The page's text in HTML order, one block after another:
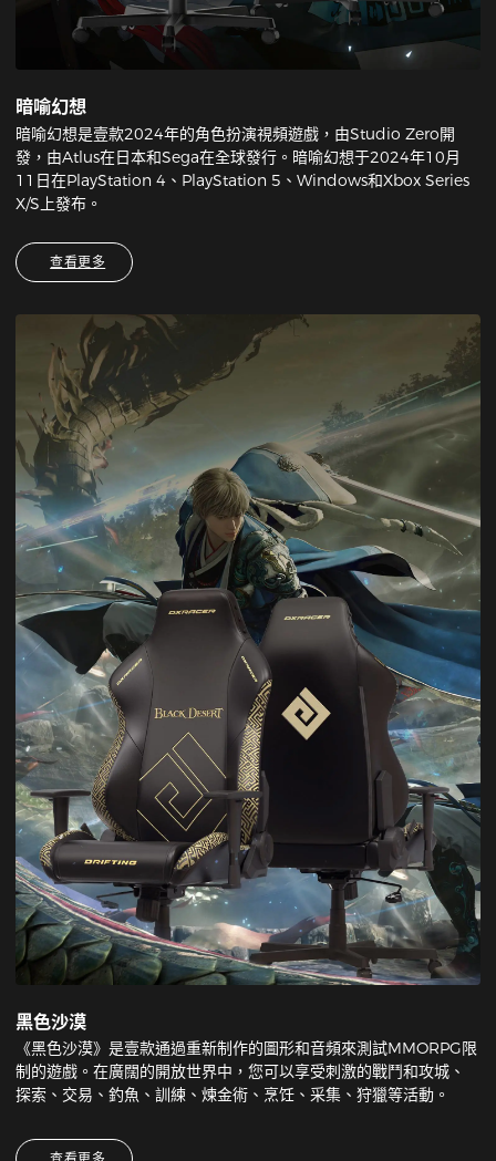
暗喻幻想
暗喻幻想是壹款2024年的角色扮演視頻遊戲，由Studio Zero開
發，由Atlus在日本和Sega在全球發行。暗喻幻想于2024年10月
11日在PlayStation 4、PlayStation 5、Windows和Xbox Series
X/S上發布。
查看更多
黑色沙漠
《黑色沙漠》是壹款通過重新制作的圖形和音頻來測試MMORPG限
制的遊戲。在廣闊的開放世界中，您可以享受刺激的戰鬥和攻城、
探索、交易、釣魚、訓練、煉金術、烹饪、采集、狩獵等活動。